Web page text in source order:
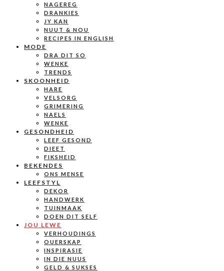
NAGEREG
DRANKIES
JY KAN
NUUT & NOU
RECIPES IN ENGLISH
MODE
DRA DIT SO
WENKE
TRENDS
SKOONHEID
HARE
VELSORG
GRIMERING
NAELS
WENKE
GESONDHEID
LEEF GESOND
DIEET
FIKSHEID
BEKENDES
ONS MENSE
LEEFSTYL
DEKOR
HANDWERK
TUINMAAK
DOEN DIT SELF
JOU LEWE
VERHOUDINGS
OUERSKAP
INSPIRASIE
IN DIE NUUS
GELD & SUKSES